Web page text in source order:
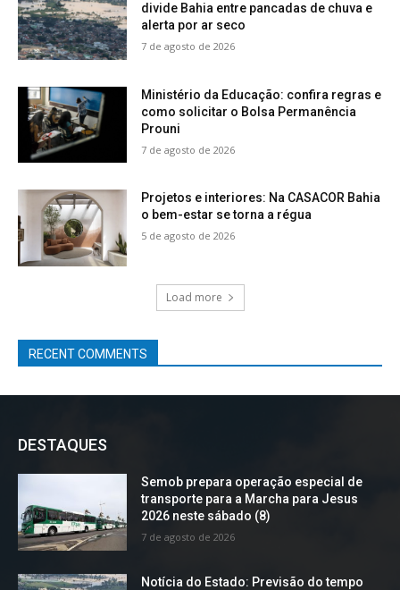
divide Bahia entre pancadas de chuva e
alerta por ar seco
7 de agosto de 2026
Ministério da Educação: confira regras e
como solicitar o Bolsa Permanência
Prouni
7 de agosto de 2026
Projetos e interiores: Na CASACOR Bahia
o bem-estar se torna a régua
5 de agosto de 2026
Load more
RECENT COMMENTS
DESTAQUES
Semob prepara operação especial de
transporte para a Marcha para Jesus
2026 neste sábado (8)
7 de agosto de 2026
Notícia do Estado: Previsão do tempo